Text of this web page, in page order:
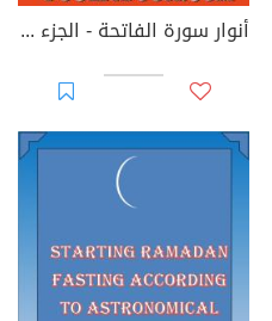
أنوار سورة الفاتحة - الجزء الأول